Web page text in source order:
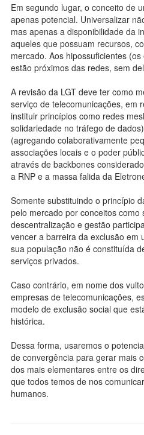
Em segundo lugar, o conceito de
apenas potencial. Universalizar
mas apenas a disponibilidade da
aqueles que possuam recursos,
mercado. Aos hipossuficientes
estão próximos das redes, sem
A revisão da LGT deve ter como
serviço de telecomunicações, em
instituir princípios como redes
solidariedade no tráfego de
(agregando colaborativamente
associações locais e o poder
através de backbones
a RNP e a massa falida da
Somente substituindo o princípio
pelo mercado por conceitos como
descentralização e gestão
vencer a barreira da exclusão em
sua população não é constituída
serviços privados.
Caso contrário, em nome dos
empresas de telecomunicações,
modelo de exclusão social que
histórica.
Dessa forma, usaremos o
de convergência para gerar mais
dos mais elementares entre os
que todos temos de nos
humanos.